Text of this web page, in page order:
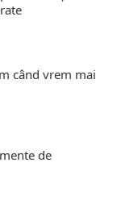
când vrem mai
de